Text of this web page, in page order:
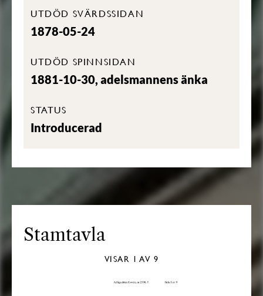
UTDÖD SVÄRDSSIDAN
1878-05-24
UTDÖD SPINNSIDAN
1881-10-30, adelsmannens änka
STATUS
Introducerad
Stamtavla
VISAR 1 AV 9